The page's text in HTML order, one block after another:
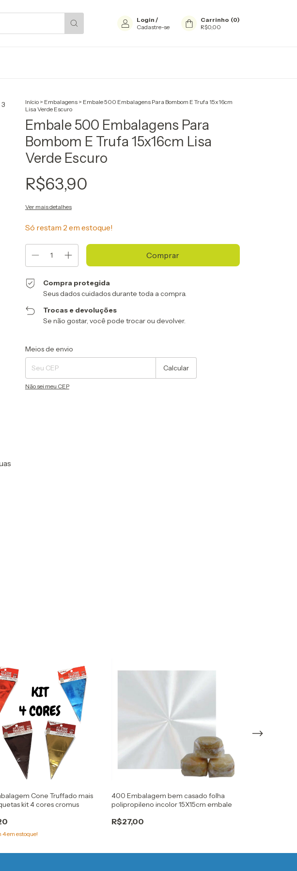
Login /
Cadastre-se
Carrinho (0)
R$0,00
3 Início > Embalagens > Embale 500 Embalagens Para Bombom E Trufa 15x16cm
Lisa Verde Escuro
Embale 500 Embalagens Para
Bombom E Trufa 15x16cm Lisa
Verde Escuro
R$63,90
Ver mais detalhes
Só restam 2 em estoque!
Compra protegida
Seus dados cuidados durante toda a compra.
Trocas e devoluções
Se não gostar, você pode trocar ou devolver.
Entregas para o CEP:
Meios de envio
Calcular
Não sei meu CEP
Cone Truffado mais
kit 4 cores cromus
4em estoque!
400 Embalagem bem casado folha
polipropileno incolor 15X15cm embale
R$27,00